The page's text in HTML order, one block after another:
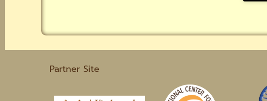
Partner Site